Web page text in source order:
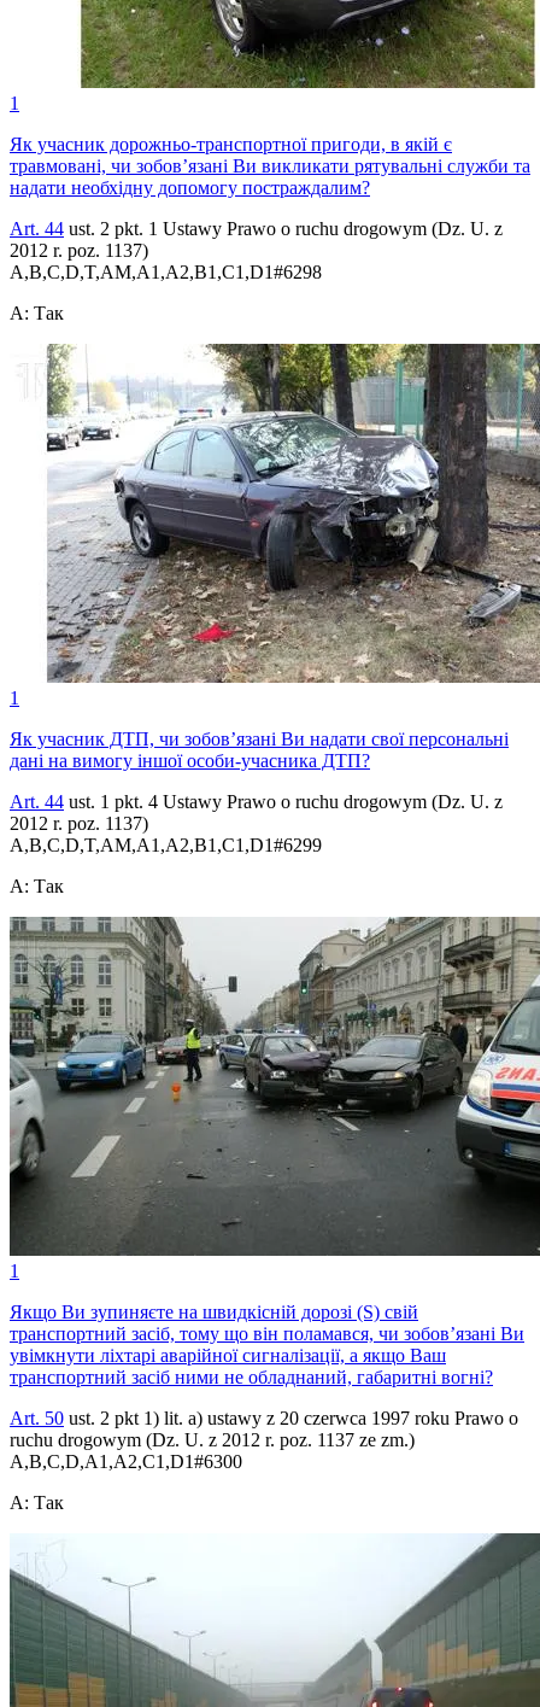
1
Як учасник дорожньо-транспортної пригоди, в якій є
травмовані, чи зобов’язані Ви викликати рятувальні служби та
надати необхідну допомогу постраждалим?
Art. 44 ust. 2 pkt. 1 Ustawy Prawo o ruchu drogowym (Dz. U. z
2012 r. poz. 1137)
A,B,C,D,T,AM,A1,A2,B1,C1,D1#6298
A: Так
1
Як учасник ДТП, чи зобов’язані Ви надати свої персональні
дані на вимогу іншої особи-учасника ДТП?
Art. 44 ust. 1 pkt. 4 Ustawy Prawo o ruchu drogowym (Dz. U. z
2012 r. poz. 1137)
A,B,C,D,T,AM,A1,A2,B1,C1,D1#6299
A: Так
1
Якщо Ви зупиняєте на швидкісній дорозі (S) свій
транспортний засіб, тому що він поламався, чи зобов’язані Ви
увімкнути ліхтарі аварійної сигналізації, а якщо Ваш
транспортний засіб ними не обладнаний, габаритні вогні?
Art. 50 ust. 2 pkt 1) lit. a) ustawy z 20 czerwca 1997 roku Prawo o
ruchu drogowym (Dz. U. z 2012 r. poz. 1137 ze zm.)
A,B,C,D,A1,A2,C1,D1#6300
A: Так